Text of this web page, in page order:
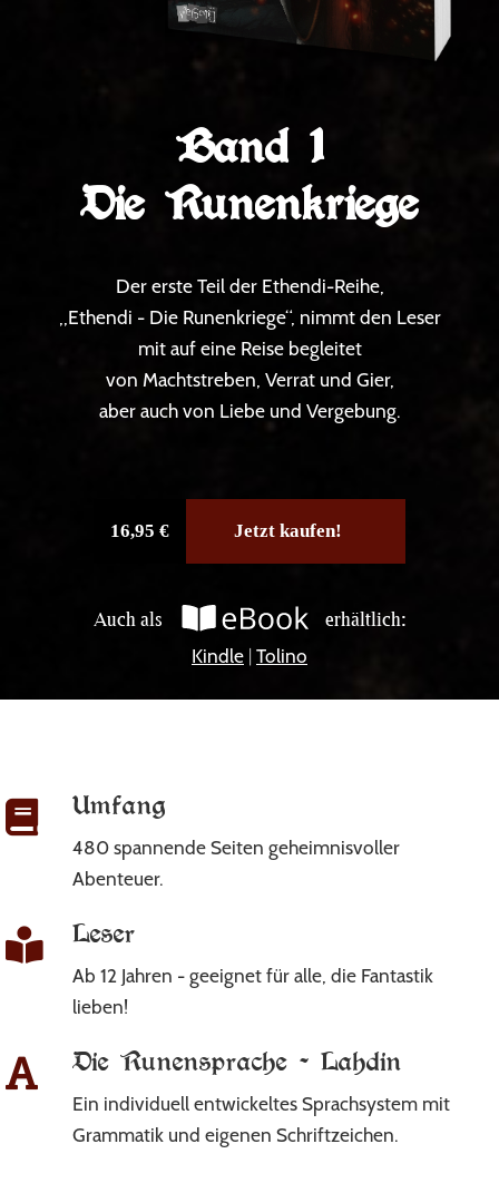
Band 1
Die Runenkriege
Der erste Teil der Ethendi-Reihe,
„Ethendi - Die Runenkriege“, nimmt den Leser
mit auf eine Reise begleitet
von Machtstreben, Verrat und Gier,
aber auch von Liebe und Vergebung.
16,95 € Jetzt kaufen!
Auch als
erhältlich:
Kindle |Tolino
Umfang
480 spannende Seiten geheimnisvoller
Abenteuer.
Leser
Ab 12 Jahren - geeignet für alle, die Fantastik
lieben!
Die Runensprache - Lahdin
Ein individuell entwickeltes Sprachsystem mit
Grammatik und eigenen Schriftzeichen.